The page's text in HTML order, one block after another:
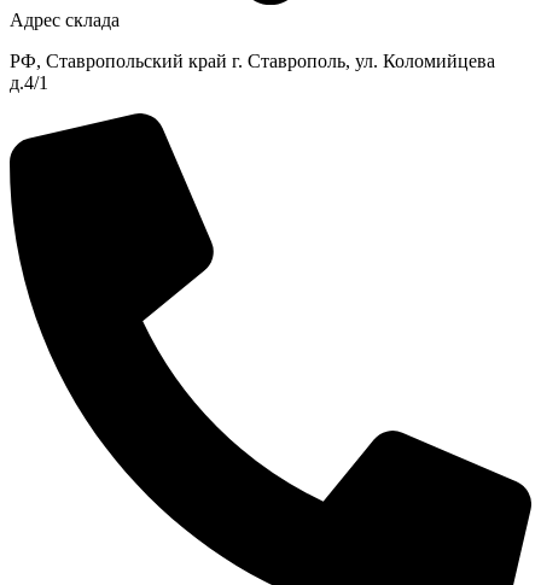
Адрес склада
РФ, Ставропольский край г. Ставрополь, ул. Коломийцева
д.4/1